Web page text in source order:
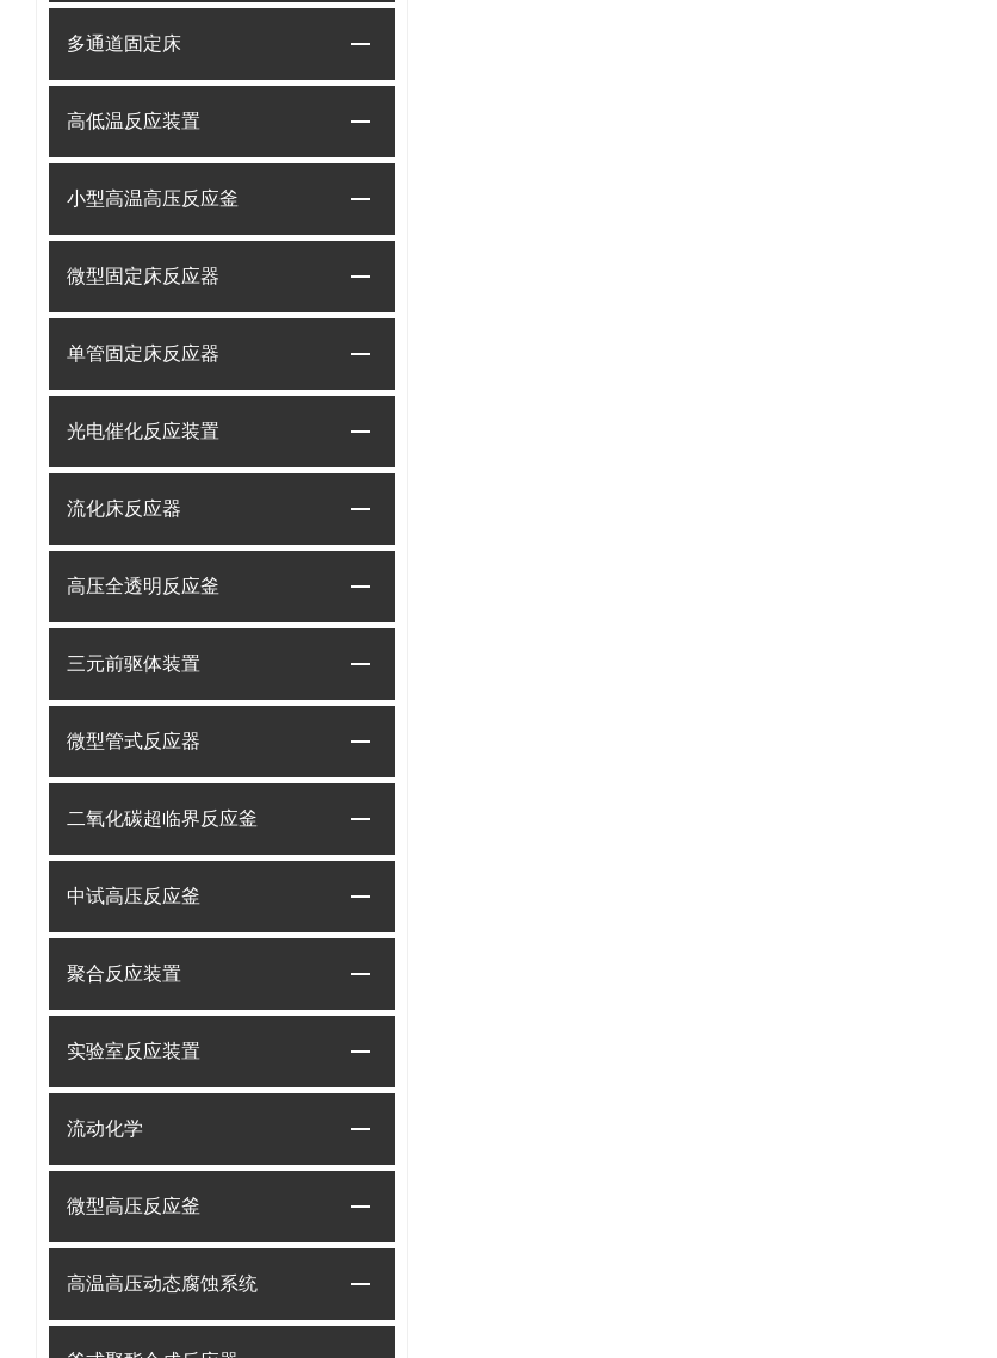
多通道固定床
高低温反应装置
小型高温高压反应釜
微型固定床反应器
单管固定床反应器
光电催化反应装置
流化床反应器
高压全透明反应釜
三元前驱体装置
微型管式反应器
二氧化碳超临界反应釜
中试高压反应釜
聚合反应装置
实验室反应装置
流动化学
微型高压反应釜
高温高压动态腐蚀系统